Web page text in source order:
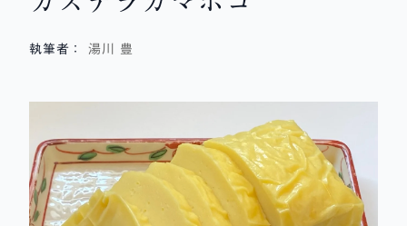
執筆者： 湯川 豊